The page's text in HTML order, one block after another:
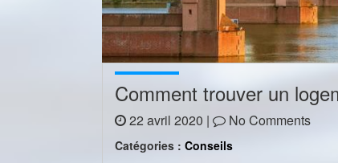
Comment trouver un
22 avril 2020 | No Comments
Catégories : Conseils